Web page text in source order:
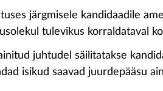
järgmisele kandidaadile
tulevikus korraldataval
juhtudel säilitatakse
isikud saavad juurdepääsu